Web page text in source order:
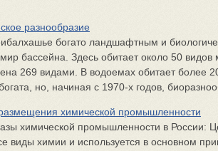
разнообразие
богато ландшафтным и
бассейна. Здесь обитает около 50
269 видами. В водоемах обитает более
но, начиная с 1970-х годов,
химической промышленности
химической промышленности в России:
виды химии и используется в основном